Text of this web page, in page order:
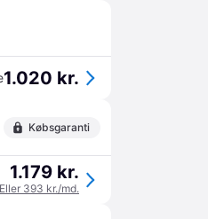
1.020 kr.
Købsgaranti
1.179 kr.
Eller 393 kr./md.